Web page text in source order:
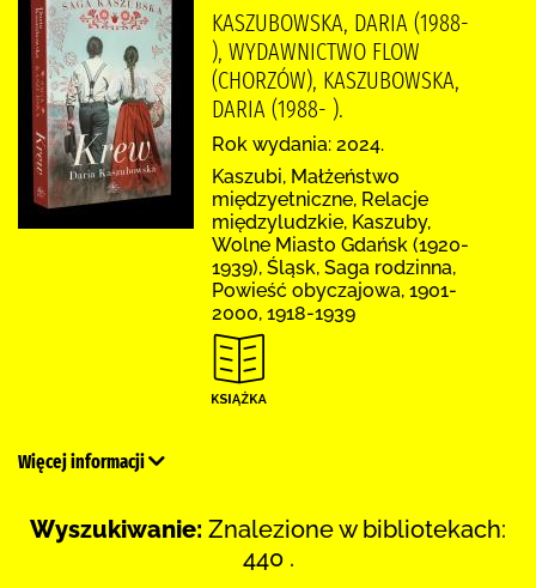
KASZUBOWSKA, DARIA (1988-
), WYDAWNICTWO FLOW
(CHORZÓW), KASZUBOWSKA,
DARIA (1988- ).
Rok wydania: 2024.
Kaszubi, Małżeństwo
międzyetniczne, Relacje
międzyludzkie, Kaszuby,
Wolne Miasto Gdańsk (1920-
1939), Śląsk, Saga rodzinna,
Powieść obyczajowa, 1901-
2000, 1918-1939
Więcej informacji
Wyszukiwanie: Znalezione w bibliotekach:
440 .